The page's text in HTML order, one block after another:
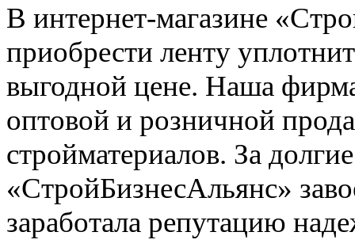
В интернет-магазине
приобрести ленту
выгодной цене. Наша
оптовой и розничной
стройматериалов. За
«СтройБизнесАльянс»
заработала репутацию